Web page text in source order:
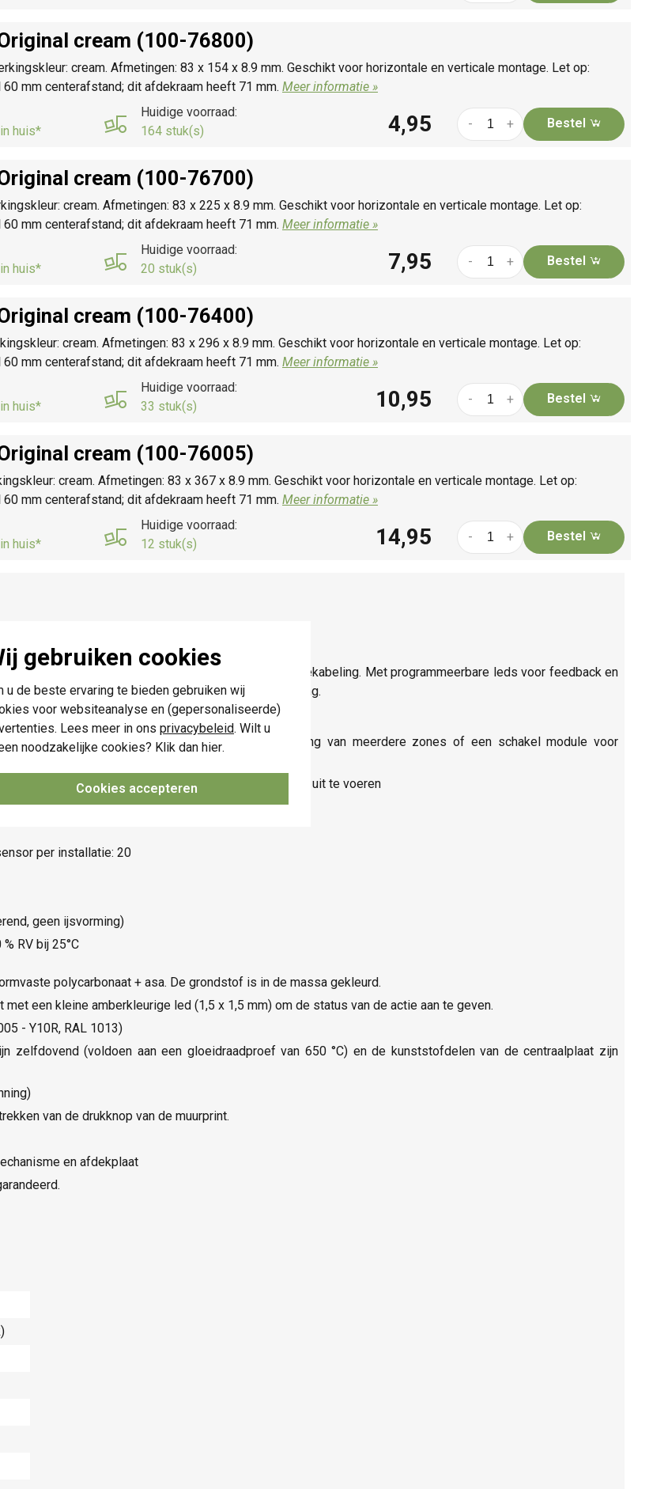
gebruiken cookies
u de beste ervaring te bieden gebruiken wij
voor websiteanalyse en (gepersonaliseerde)
Lees meer in ons privacybeleid. Wilt u
noodzakelijke cookies? Klik dan hier.
Cookies accepteren
cream (100-76800)
cream. Afmetingen: 83 x 154 x 8.9 mm. Geschikt voor horizontale en verticale montage. Let op:
mm centerafstand; dit afdekraam heeft 71 mm. Meer informatie »
huis*
Huidige voorraad:
164 stuk(s)
4,95 +
- Bestel
cream (100-76700)
cream. Afmetingen: 83 x 225 x 8.9 mm. Geschikt voor horizontale en verticale montage. Let op:
mm centerafstand; dit afdekraam heeft 71 mm. Meer informatie »
huis*
Huidige voorraad:
20 stuk(s)
7,95 +
- Bestel
cream (100-76400)
cream. Afmetingen: 83 x 296 x 8.9 mm. Geschikt voor horizontale en verticale montage. Let op:
mm centerafstand; dit afdekraam heeft 71 mm. Meer informatie »
huis*
Huidige voorraad:
33 stuk(s)
10,95 +
- Bestel
cream (100-76005)
cream. Afmetingen: 83 x 367 x 8.9 mm. Geschikt voor horizontale en verticale montage. Let op:
mm centerafstand; dit afdekraam heeft 71 mm. Meer informatie »
huis*
Huidige voorraad:
12 stuk(s)
14,95 +
- Bestel
in een Niko Home Control II installatie op busbekabeling. Met programmeerbare leds voor feedback en
ondersteunen klimaat- en ventilatiebediening.
een verwarmings- of koelingsmodule voor bediening van meerdere zones of een schakel module voor
ventilatiemodule om automatische ventilatiebediening uit te voeren
via de app
per installatie: 20
geen ijsvorming)
RV bij 25°C
polycarbonaat + asa. De grondstof is in de massa gekleurd.
een kleine amberkleurige led (1,5 x 1,5 mm) om de status van de actie aan te geven.
- Y10R, RAL 1013)
zelfdovend (voldoen aan een gloeidraadproef van 650 °C) en de kunststofdelen van de centraalplaat zijn
van de drukknop van de muurprint.
en afdekplaat